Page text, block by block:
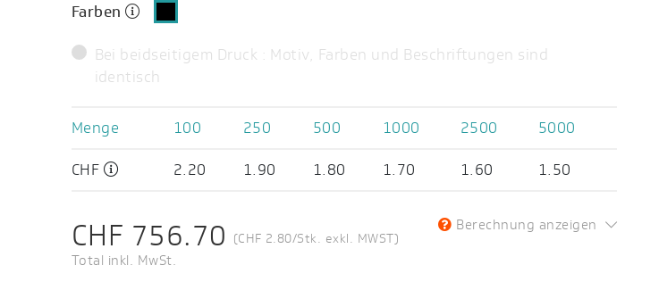
Farben
Bei beidseitigem Druck : Motiv, Farben und Beschriftungen sind
identisch
Menge 100 250 500 1000 2500
5000
CHF
2.20 1.90 1.80 1.70 1.60 1.50
CHF 756.70 (CHF 2.80/Stk. exkl. MWST)
Total inkl. MwSt.
Berechnung anzeigen